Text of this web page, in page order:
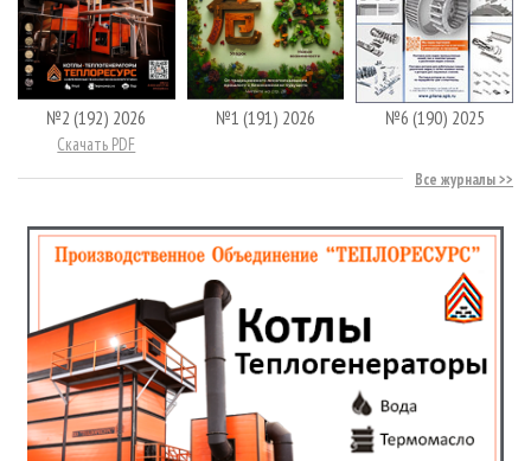
№2 (192) 2026
Скачать PDF
№1 (191) 2026 №6 (190) 2025
Все журналы